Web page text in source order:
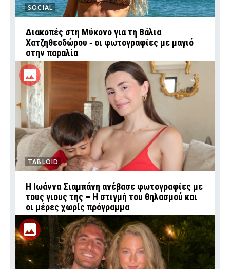
SOCIAL
Διακοπές στη Μύκονο για τη Βάλια
Χατζηθεοδώρου ‑ οι φωτογραφίες με μαγιό
στην παραλία
TABLOID
H Ιωάννα Σιαμπάνη ανέβασε φωτογραφίες με
τους γιους της – Η στιγμή του θηλασμού και
οι μέρες χωρίς πρόγραμμα